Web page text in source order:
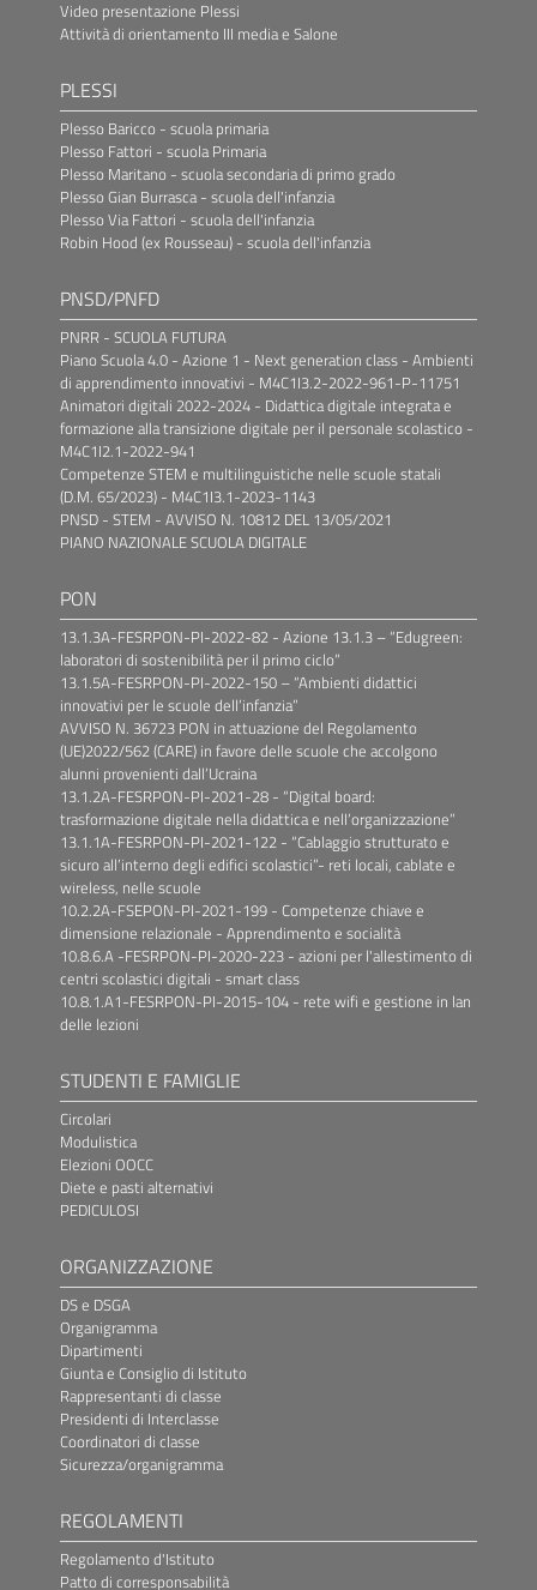
Video presentazione Plessi
Attività di orientamento III media e Salone
PLESSI
Plesso Baricco - scuola primaria
Plesso Fattori - scuola Primaria
Plesso Maritano - scuola secondaria di primo grado
Plesso Gian Burrasca - scuola dell'infanzia
Plesso Via Fattori - scuola dell'infanzia
Robin Hood (ex Rousseau) - scuola dell'infanzia
PNSD/PNFD
PNRR - SCUOLA FUTURA
Piano Scuola 4.0 - Azione 1 - Next generation class - Ambienti
di apprendimento innovativi - M4C1I3.2-2022-961-P-11751
Animatori digitali 2022-2024 - Didattica digitale integrata e
formazione alla transizione digitale per il personale scolastico -
M4C1I2.1-2022-941
Competenze STEM e multilinguistiche nelle scuole statali
(D.M. 65/2023) - M4C1I3.1-2023-1143
PNSD - STEM - AVVISO N. 10812 DEL 13/05/2021
PIANO NAZIONALE SCUOLA DIGITALE
PON
13.1.3A-FESRPON-PI-2022-82 - Azione 13.1.3 – “Edugreen:
laboratori di sostenibilità per il primo ciclo”
13.1.5A-FESRPON-PI-2022-150 – “Ambienti didattici
innovativi per le scuole dell’infanzia”
AVVISO N. 36723 PON in attuazione del Regolamento
(UE)2022/562 (CARE) in favore delle scuole che accolgono
alunni provenienti dall’Ucraina
13.1.2A-FESRPON-PI-2021-28 - “Digital board:
trasformazione digitale nella didattica e nell’organizzazione”
13.1.1A-FESRPON-PI-2021-122 - “Cablaggio strutturato e
sicuro all’interno degli edifici scolastici”- reti locali, cablate e
wireless, nelle scuole
10.2.2A-FSEPON-PI-2021-199 - Competenze chiave e
dimensione relazionale - Apprendimento e socialità
10.8.6.A -FESRPON-PI-2020-223 - azioni per l'allestimento di
centri scolastici digitali - smart class
10.8.1.A1-FESRPON-PI-2015-104 - rete wifi e gestione in lan
delle lezioni
STUDENTI E FAMIGLIE
Circolari
Modulistica
Elezioni OOCC
Diete e pasti alternativi
PEDICULOSI
ORGANIZZAZIONE
DS e DSGA
Organigramma
Dipartimenti
Giunta e Consiglio di Istituto
Rappresentanti di classe
Presidenti di Interclasse
Coordinatori di classe
Sicurezza/organigramma
REGOLAMENTI
Regolamento d'Istituto
Patto di corresponsabilità